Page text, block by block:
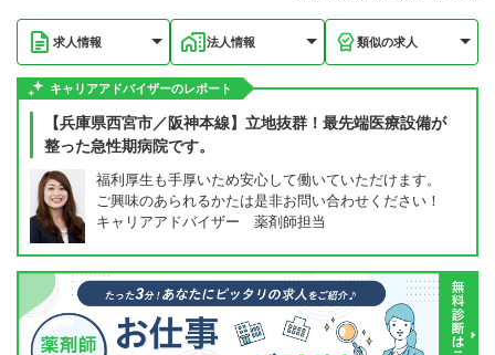
求人情報 法人情報 類似の求人
キャリアアドバイザーのレポート
【兵庫県西宮市／阪神本線】立地抜群！最先端医療設備が
整った急性期病院です。
福利厚生も手厚いため安心して働いていただけます。
ご興味のあられるかたは是非お問い合わせください！
キャリアアドバイザー 薬剤師担当